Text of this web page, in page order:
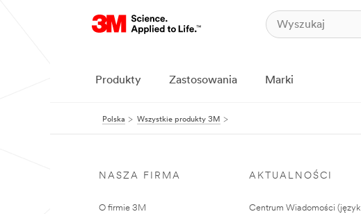
Produkty Zastosowania Marki
Polska Wszystkie produkty 3M
NASZA FIRMA
O firmie 3M
AKTUALNOŚCI
Centrum Wiadomości (język